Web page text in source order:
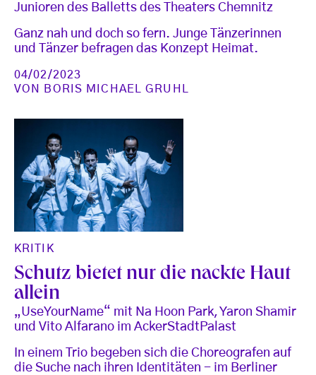
Junioren des Balletts des Theaters Chemnitz
Ganz nah und doch so fern. Junge Tänzerinnen
und Tänzer befragen das Konzept Heimat.
04/02/2023
VON
BORIS MICHAEL GRUHL
KRITIK
Schutz bietet nur die nackte Haut
allein
„UseYourName“ mit Na Hoon Park, Yaron Shamir
und Vito Alfarano im AckerStadtPalast
In einem Trio begeben sich die Choreografen auf
die Suche nach ihren Identitäten - im Berliner